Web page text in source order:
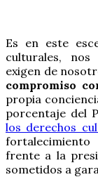
Es en este
culturales, nos
exigen de
compromiso
propia
porcentaje del
los derechos
frente a la
sometidos a